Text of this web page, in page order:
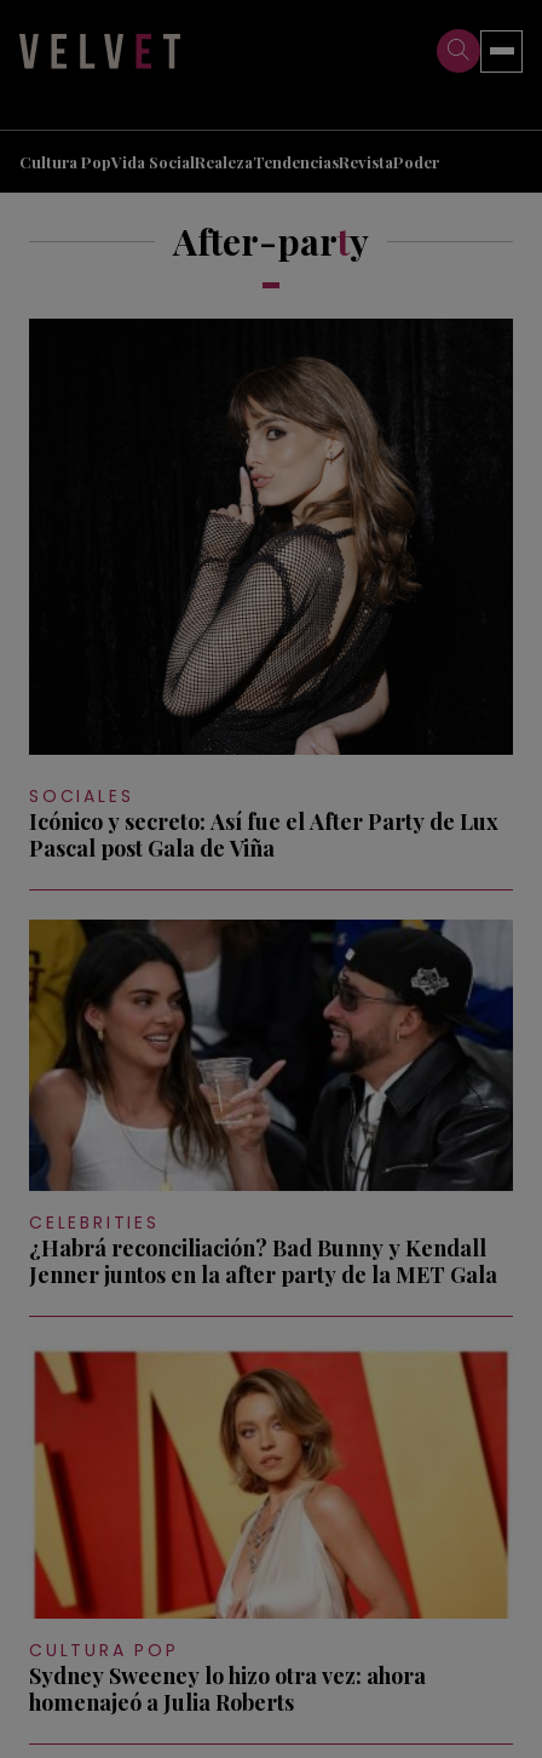
Cultura PopVida SocialRealezaTendenciasRevistaPoder
After-party
SOCIALES
Icónico y secreto: Así fue el After Party de Lux
Pascal post Gala de Viña
CELEBRITIES
¿Habrá reconciliación? Bad Bunny y Kendall
Jenner juntos en la after party de la MET Gala
CULTURA POP
Sydney Sweeney lo hizo otra vez: ahora
homenajeó a Julia Roberts